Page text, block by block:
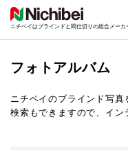
ニチベイはブラインドと間仕切りの総合メーカ
フォトアルバム
ニチベイのブラインド写真
検索もできますので、イン